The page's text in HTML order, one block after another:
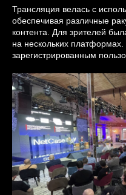
Трансляция велась с
обеспечивая различные
контента. Для зрителей
на нескольких платформах.
зарегистрированным